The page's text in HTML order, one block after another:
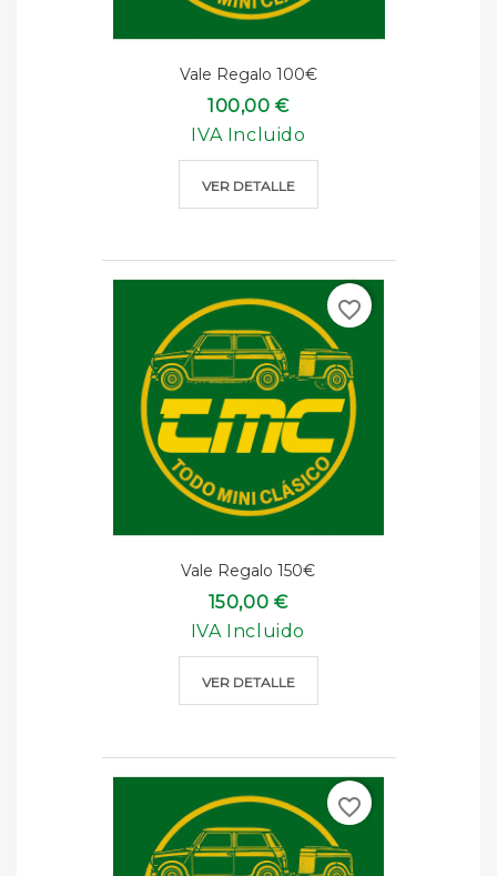
Vale Regalo 100€
100,00 €
IVA Incluido
VER DETALLE
Vale Regalo 150€
150,00 €
IVA Incluido
VER DETALLE
favorite_border
favorite_border